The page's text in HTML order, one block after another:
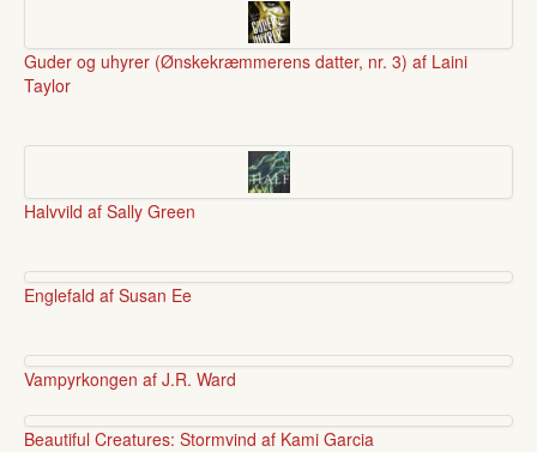
Guder og uhyrer (Ønskekræmmerens datter, nr. 3) af Laini
Taylor
Halvvild af Sally Green
Englefald af Susan Ee
Vampyrkongen af J.R. Ward
Beautiful Creatures: Stormvind af Kami Garcia